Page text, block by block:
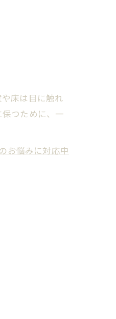
床は目に触れ
つために、一
お悩みに対応中